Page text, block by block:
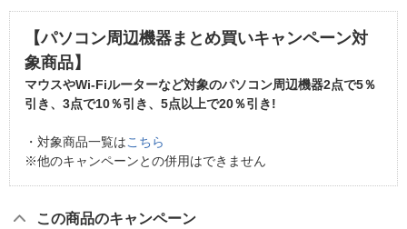
【パソコン周辺機器まとめ買いキャンペーン対
象商品】
マウスやWi-Fiルーターなど対象のパソコン周辺機器2点で5％
引き、3点で10％引き、5点以上で20％引き!
・対象商品一覧はこちら
※他のキャンペーンとの併用はできません
この商品のキャンペーン